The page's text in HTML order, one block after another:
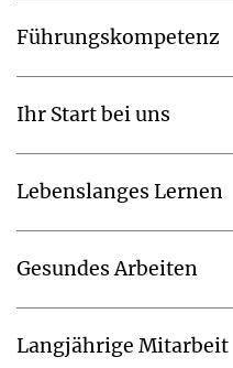
Führungskompetenz
Ihr Start bei uns
Lebenslanges Lernen
Gesundes Arbeiten
Langjährige Mitarbeit